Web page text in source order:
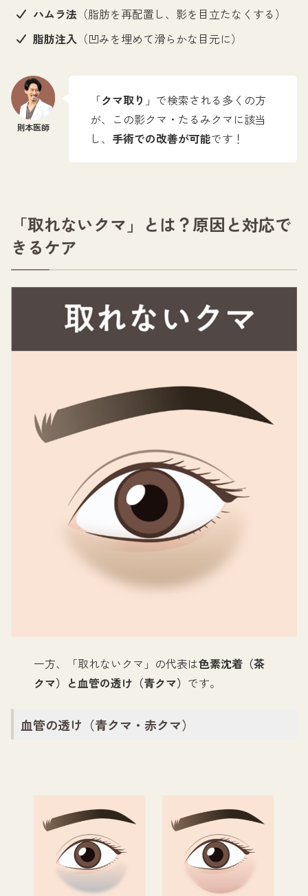
ハムラ法 （脂肪を再配置し、影を目立たなくする）
脂肪注入 （凹みを埋めて滑らかな目元に）
「クマ取り 」で検索される多くの方
が、この影クマ・たるみクマに該当
し、 手術での改善が可能です！
「取れないクマ」とは？原因と対応で
きるケア
一方、「取れないクマ」の代表は色素沈着（茶
クマ）と血管の透け（青クマ） です。
血管の透け（青クマ・赤クマ）